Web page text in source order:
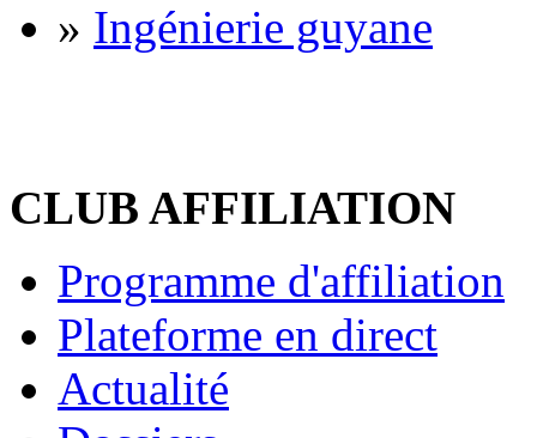
» Ingénierie guyane
CLUB AFFILIATION
Programme d'affiliation
Plateforme en direct
Actualité